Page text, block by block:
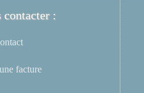
:
facture